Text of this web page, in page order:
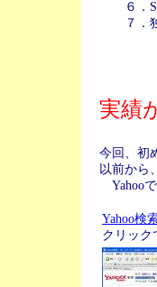
６．
７．独
実績
今回、初
以前から
Yahoo
Yahoo検
クリック